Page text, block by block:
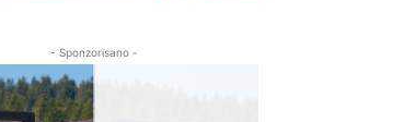
- Sponzorisano -